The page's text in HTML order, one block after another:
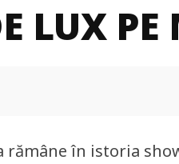
LUX
rămâne în istoria